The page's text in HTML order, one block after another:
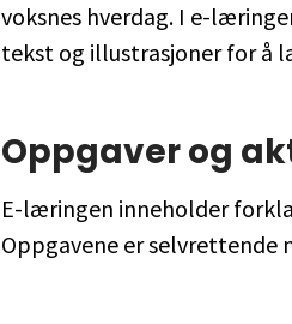
voksnes hverdag. I e-
tekst og illustrasjoner for å
Oppgaver og
E-læringen inneholder
Oppgavene er selvrettende